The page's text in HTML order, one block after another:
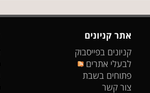
אתר קניונים
קניונים בפייסבוק
לבעלי אתרים
פתוחים בשבת
צור קשר